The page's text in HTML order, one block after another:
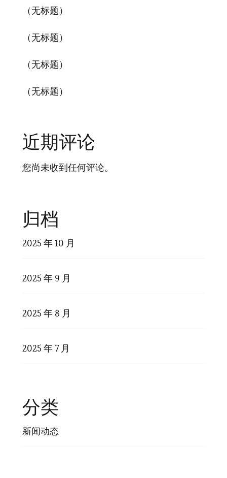
（无标题）
（无标题）
（无标题）
（无标题）
近期评论
您尚未收到任何评论。
归档
2025 年 10 月
2025 年 9 月
2025 年 8 月
2025 年 7 月
分类
新闻动态